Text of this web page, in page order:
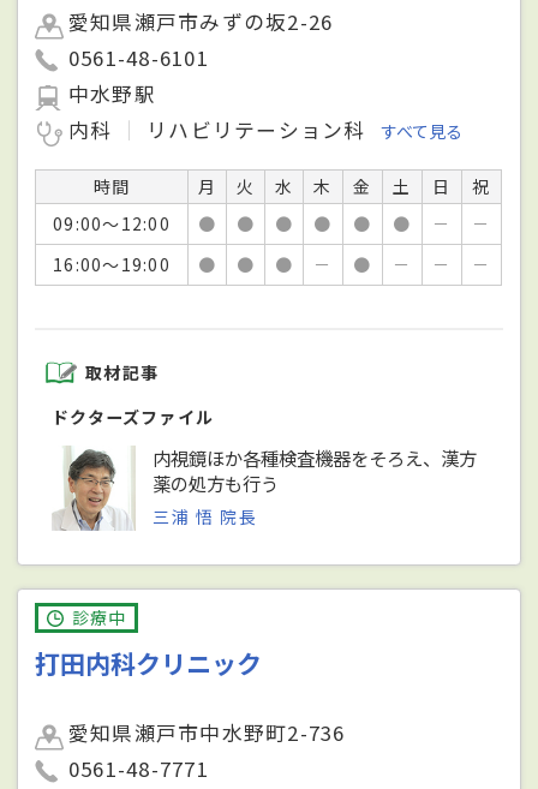
愛知県瀬戸市みずの坂2-26
0561-48-6101
中水野駅
内科
リハビリテーション科 すべて見る
時間 月 火 水 木 金 土 日
祝
09:00～12:00
● ● ● ● ● ● －
－
16:00～19:00
● ● ● － ● － － －
取材記事
ドクターズファイル
内視鏡ほか各種検査機器をそろえ、漢方
薬の処方も行う
三浦 悟 院長
診療中
打田内科クリニック
愛知県瀬戸市中水野町2-736
0561-48-7771